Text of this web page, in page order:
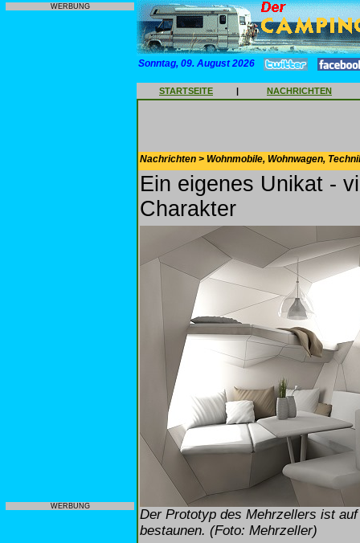
WERBUNG
WERBUNG
Sonntag, 09. August 2026
STARTSEITE | NACHRICHTEN
Nachrichten > Wohnmobile, Wohnwagen,
Ein eigenes Unikat -
Charakter
Der Prototyp des Mehrzellers ist
bestaunen. (Foto: Mehrzeller)